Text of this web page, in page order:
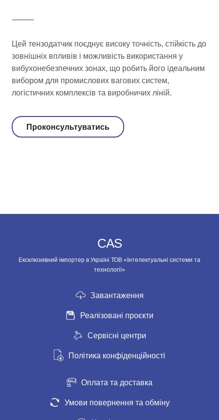
⸻
Цей тензодатчик поєднує високу точність, стійкість до
зовнішніх впливів і можливість використання у
вибухонебезпечних зонах, що робить його ідеальним
вибором для промислових вагових систем,
логістичних комплексів та виробничих ліній.
Проконсультуватись
CAS
Ексклюзивний імпортер в Україні ТОВ «Інтелектуальні системи та
технології»
Завантаження
Реалізовані проєкти
Сервісні центри
Політика конфіденційності
Оплата та доставка
Умови повернення та обміну